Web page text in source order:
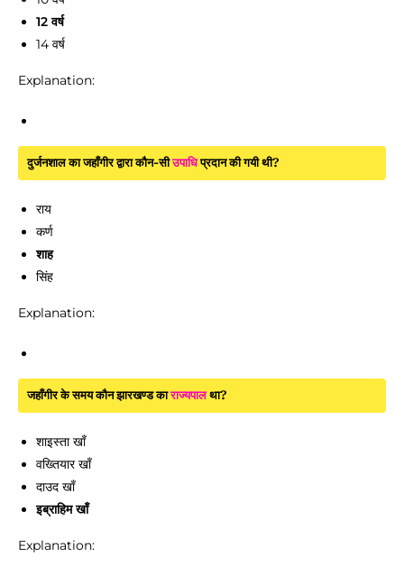
12 वर्ष
14 वर्ष
Explanation:
दुर्जनशाल का जहाँगीर द्वारा कौन-सीउपाधिप्रदान की गयी थी?
राय
कर्ण
शाह
सिंह
Explanation:
जहाँगीर के समय कौन झारखण्ड काराज्यपालथा?
शाइस्ता खाँ
वख्तियार खाँ
दाउद खाँ
इब्राहिम खाँ
Explanation: